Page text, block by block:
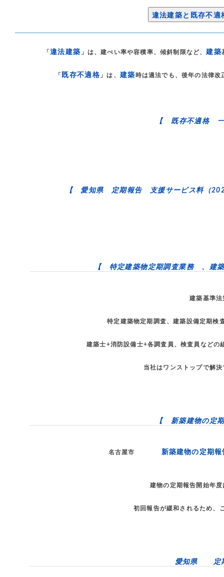
違法建築と既存不
「違法建築 」は、建ぺい率や容積率、傾斜制限など、建築
「 既存不適格 」は、 建築 時は適法でも、後年の法律
【 既存不適格
【 愛知県 定期報告 支援サービス料（
【 特定建築物定期調査業務 、建
建築基準法
特定建築物定期調査、建築設備定期
建築士+消防設備士+各調査員、検査員などの
当社はワンストップで解
【 新築建物の定
名古屋市 新築建物の定期
建物の定期報告開始年
初回報告が緩和されるため、
愛知県 定期